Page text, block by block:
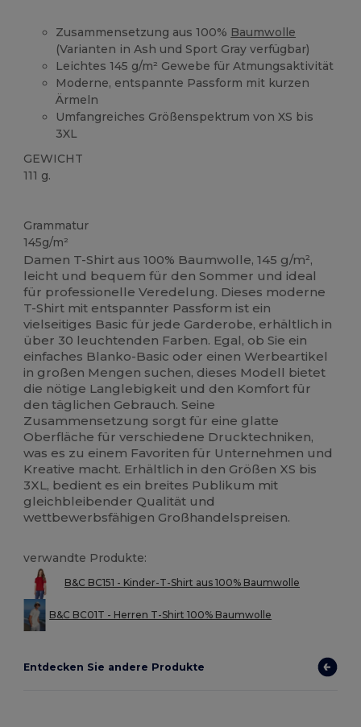
Zusammensetzung aus 100% Baumwolle
(Varianten in Ash und Sport Gray verfügbar)
Leichtes 145 g/m² Gewebe für Atmungsaktivität
Moderne, entspannte Passform mit kurzen
Ärmeln
Umfangreiches Größenspektrum von XS bis
3XL
GEWICHT
111 g.
Grammatur
145g/m²
Damen T-Shirt aus 100% Baumwolle, 145 g/m²,
leicht und bequem für den Sommer und ideal
für professionelle Veredelung. Dieses moderne
T-Shirt mit entspannter Passform ist ein
vielseitiges Basic für jede Garderobe, erhältlich in
über 30 leuchtenden Farben. Egal, ob Sie ein
einfaches Blanko-Basic oder einen Werbeartikel
in großen Mengen suchen, dieses Modell bietet
die nötige Langlebigkeit und den Komfort für
den täglichen Gebrauch. Seine
Zusammensetzung sorgt für eine glatte
Oberfläche für verschiedene Drucktechniken,
was es zu einem Favoriten für Unternehmen und
Kreative macht. Erhältlich in den Größen XS bis
3XL, bedient es ein breites Publikum mit
gleichbleibender Qualität und
wettbewerbsfähigen Großhandelspreisen.
verwandte Produkte:
B&C BC151 - Kinder-T-Shirt aus 100% Baumwolle
B&C BC01T - Herren T-Shirt 100% Baumwolle
Entdecken Sie andere Produkte